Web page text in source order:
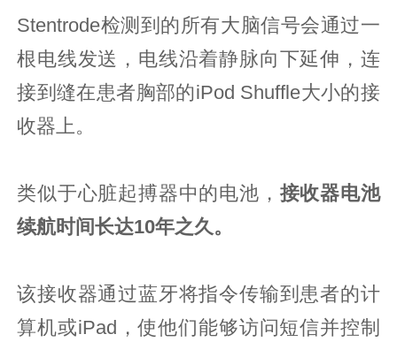
Stentrode检测到的所有大脑信号会通过一
根电线发送，电线沿着静脉向下延伸，连
接到缝在患者胸部的iPod Shuffle大小的接
收器上。
类似于心脏起搏器中的电池， 接收器电池
续航时间长达10年之久。
该接收器通过蓝牙将指令传输到患者的计
算机或iPad，使他们能够访问短信并控制